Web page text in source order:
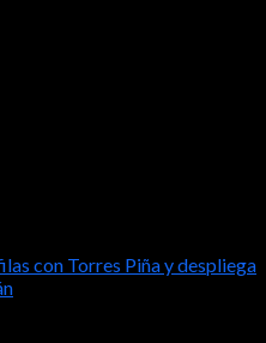
con Torres Piña y despliega